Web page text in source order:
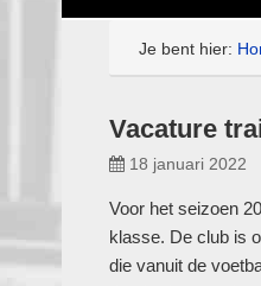
Je bent hier:
Vacature
18 januari 2022
Voor het seizoen
klasse. De club is
die vanuit de